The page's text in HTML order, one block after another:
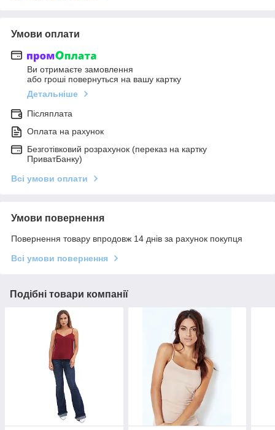
Умови оплати
Ви отримаєте замовлення
або гроші повернуться на вашу картку
Детальніше
Післяплата
Оплата на рахунок
Безготівковий розрахунок (переказ на картку
ПриватБанку)
Всі умови оплати
Умови повернення
Повернення товару впродовж 14 днів за рахунок покупця
Всі умови повернення
Подібні товари компанії